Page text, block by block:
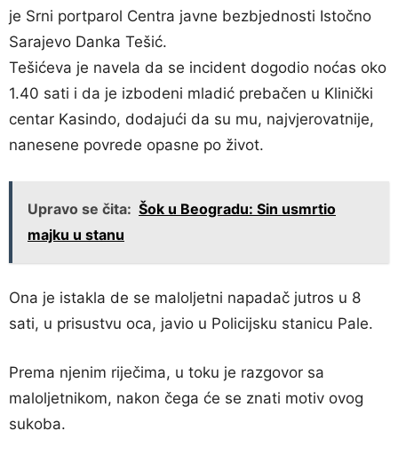
je Srni portparol Centra javne bezbjednosti Istočno
Sarajevo Danka Tešić.
Tešićeva je navela da se incident dogodio noćas oko
1.40 sati i da je izbodeni mladić prebačen u Klinički
centar Kasindo, dodajući da su mu, najvjerovatnije,
nanesene povrede opasne po život.
Upravo se čita: Šok u Beogradu: Sin usmrtio
majku u stanu
Ona je istakla de se maloljetni napadač jutros u 8
sati, u prisustvu oca, javio u Policijsku stanicu Pale.
Prema njenim riječima, u toku je razgovor sa
maloljetnikom, nakon čega će se znati motiv ovog
sukoba.